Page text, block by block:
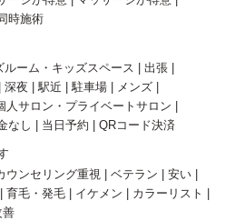
時施術
ルーム・キッズスペース
出張
深夜 駅近 駐車場
メンズ
人サロン・プライベートサロン
なし 当日予約 QRコード決済
ウンセリング重視 ベテラン
安い
育毛・発毛 イケメン
カラーリスト
善